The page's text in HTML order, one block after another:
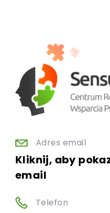
Adres email
Kliknij, aby
email
Telefon